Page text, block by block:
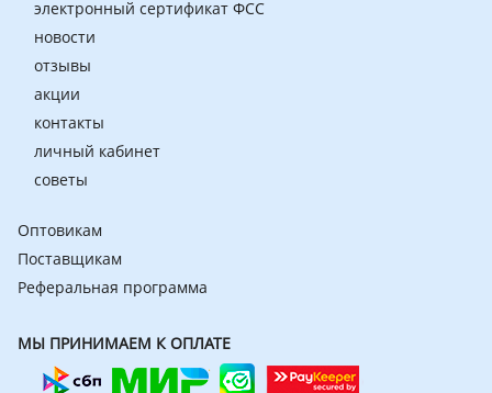
электронный сертификат ФСС
новости
отзывы
акции
контакты
личный кабинет
советы
Оптовикам
Поставщикам
Реферальная программа
МЫ ПРИНИМАЕМ К ОПЛАТЕ